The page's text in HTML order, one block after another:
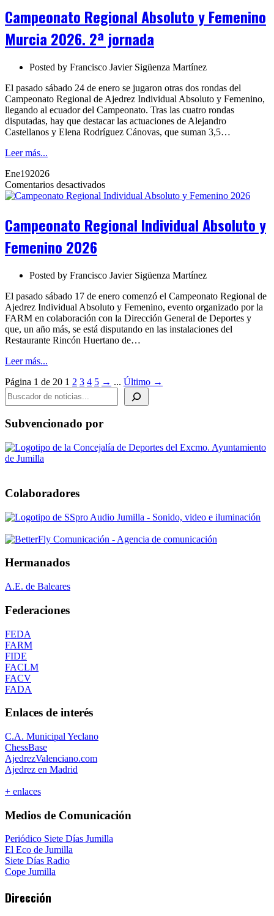
Femenino
2026.
jornada
Campeonato Regional Absoluto y Femenino
Murcia 2026. 2ª jornada
Posted by Francisco Javier Sigüenza Martínez
El pasado sábado 24 de enero se jugaron otras dos rondas del
Campeonato Regional de Ajedrez Individual Absoluto y Femenino,
llegando al ecuador del Campeonato. Tras las cuatro rondas
disputadas, hay que destacar las actuaciones de Alejandro
Castellanos y Elena Rodríguez Cánovas, que suman 3,5…
Leer más...
Ene192026
Comentarios desactivadosen
Campeonato
Absoluto
Campeonato Regional Individual Absoluto y
Femenino 2026
Posted by Francisco Javier Sigüenza Martínez
El pasado sábado 17 de enero comenzó el Campeonato Regional de
Ajedrez Individual Absoluto y Femenino, evento organizado por la
FARM en colaboración con la Dirección General de Deportes y
que, un año más, se está disputando en las instalaciones del
Restaurante Rincón Huertano de…
Leer más...
Página 1 de 20 1 2 3 4 5 → ... Último →
BUSCADOR DE NOTICIAS
Subvencionado por
Colaboradores
Hermanados
A.E. de Baleares
Federaciones
FEDA
FARM
FIDE
FACLM
FACV
FADA
Enlaces de interés
C.A. Municipal Yeclano
ChessBase
AjedrezValenciano.com
Ajedrez en Madrid
+ enlaces
Medios de Comunicación
Periódico Siete Días Jumilla
El Eco de Jumilla
Siete Días Radio
Cope Jumilla
Dirección